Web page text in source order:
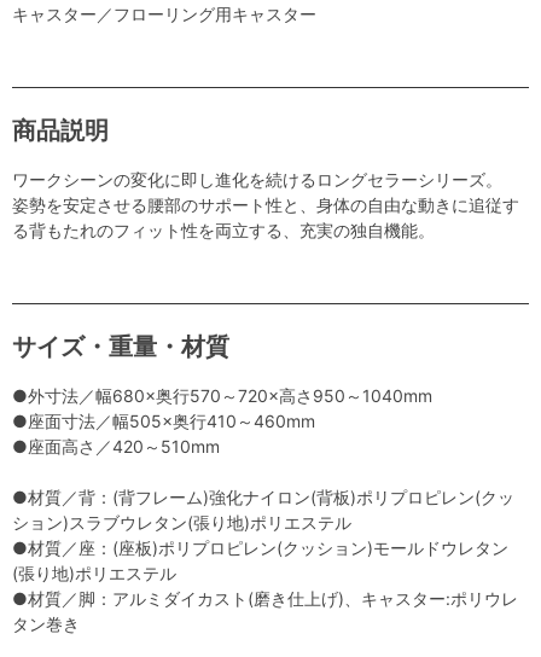
キャスター／フローリング用キャスター
商品説明
ワークシーンの変化に即し進化を続けるロングセラーシリーズ。
姿勢を安定させる腰部のサポート性と、身体の自由な動きに追従す
る背もたれのフィット性を両立する、充実の独自機能。
サイズ・重量・材質
●外寸法／幅680×奥行570～720×高さ950～1040mm
●座面寸法／幅505×奥行410～460mm
●座面高さ／420～510mm
●材質／背：(背フレーム)強化ナイロン(背板)ポリプロピレン(クッ
ション)スラブウレタン(張り地)ポリエステル
●材質／座：(座板)ポリプロピレン(クッション)モールドウレタン
(張り地)ポリエステル
●材質／脚：アルミダイカスト(磨き仕上げ)、キャスター:ポリウレ
タン巻き